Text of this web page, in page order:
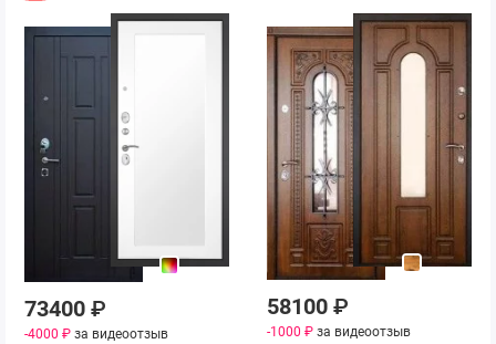
73400 ₽
-4000 ₽ за видеоотзыв
58100 ₽
-1000 ₽ за видеоотзыв